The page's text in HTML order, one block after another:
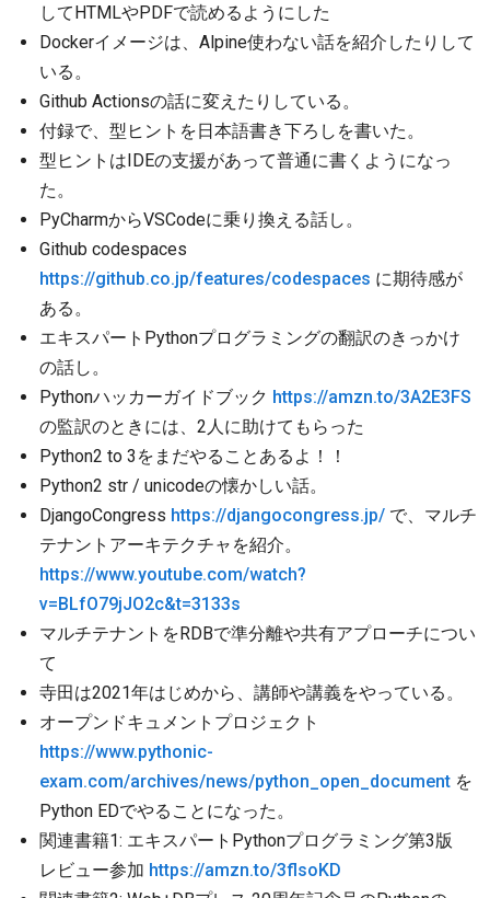
してHTMLやPDFで読めるようにした
Dockerイメージは、Alpine使わない話を紹介したりして
いる。
Github Actionsの話に変えたりしている。
付録で、型ヒントを日本語書き下ろしを書いた。
型ヒントはIDEの支援があって普通に書くようになっ
た。
PyCharmからVSCodeに乗り換える話し。
Github codespaces
https://github.co.jp/features/codespaces に期待感が
ある。
エキスパートPythonプログラミングの翻訳のきっかけ
の話し。
Pythonハッカーガイドブック https://amzn.to/3A2E3FS
の監訳のときには、2人に助けてもらった
Python2 to 3をまだやることあるよ！！
Python2 str / unicodeの懐かしい話。
DjangoCongress https://djangocongress.jp/ で、マルチ
テナントアーキテクチャを紹介。
https://www.youtube.com/watch?
v=BLfO79jJO2c&t=3133s
マルチテナントをRDBで準分離や共有アプローチについ
て
寺田は2021年はじめから、講師や講義をやっている。
オープンドキュメントプロジェクト
https://www.pythonic-
exam.com/archives/news/python_open_document を
Python EDでやることになった。
関連書籍1: エキスパートPythonプログラミング第3版
レビュー参加 https://amzn.to/3flsoKD